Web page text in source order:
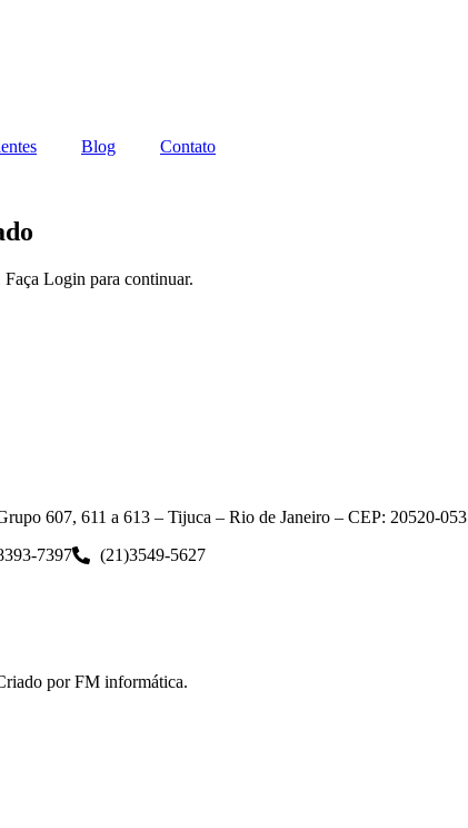
Blog
Contato
Login para continuar.
607, 611 a 613 – Tijuca – Rio de Janeiro – CEP: 20520-053
7397 (21)3549-5627
por FM informática.